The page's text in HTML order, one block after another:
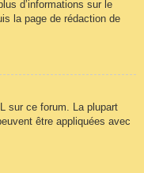
d’informations sur le
la page de rédaction de
sur ce forum. La plupart
être appliquées avec